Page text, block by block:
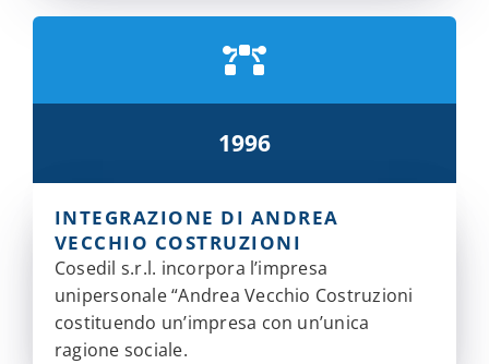
1996
INTEGRAZIONE DI ANDREA
VECCHIO COSTRUZIONI
Cosedil s.r.l. incorpora l’impresa
unipersonale “Andrea Vecchio Costruzioni
costituendo un’impresa con un’unica
ragione sociale.